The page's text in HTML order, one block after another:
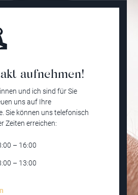
aufnehmen!
und ich sind für Sie
uns auf Ihre
Sie können uns telefonisch
Zeiten erreichen:
– 16:00
– 13:00